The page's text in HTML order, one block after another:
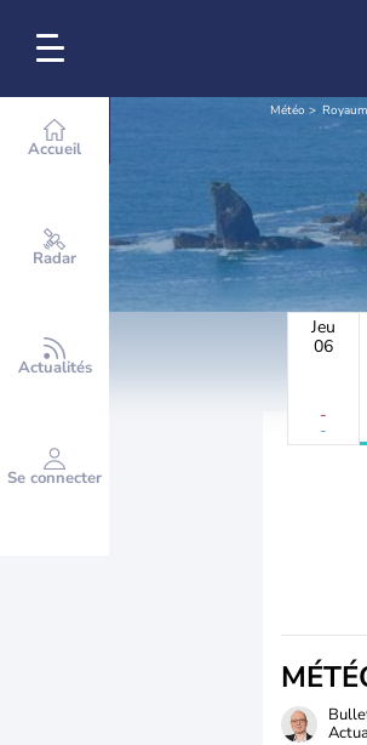
Accueil
Radar
Actualités
Se connecter
Météo
Jeu
06
-
-